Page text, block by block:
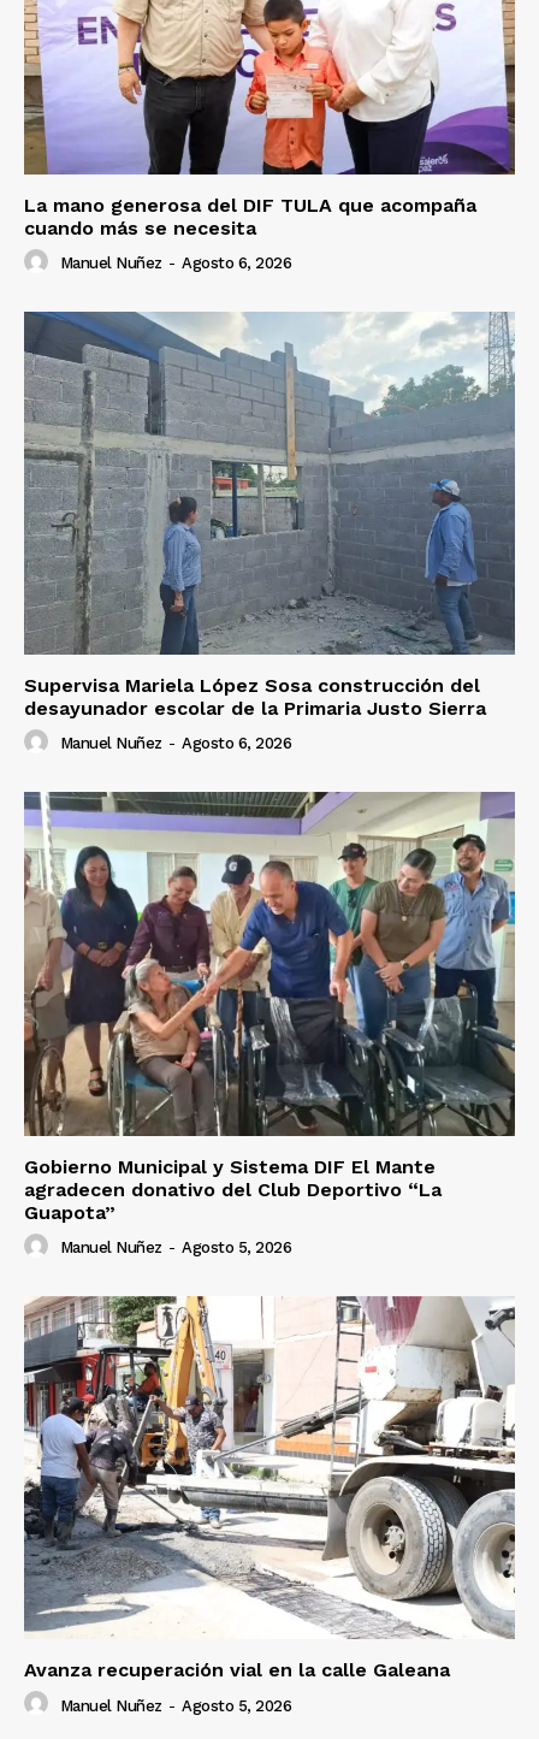
La mano generosa del DIF TULA que acompaña
cuando más se necesita
Manuel Nuñez - Agosto 6, 2026
Supervisa Mariela López Sosa construcción del
desayunador escolar de la Primaria Justo Sierra
Manuel Nuñez - Agosto 6, 2026
Gobierno Municipal y Sistema DIF El Mante
agradecen donativo del Club Deportivo “La
Guapota”
Manuel Nuñez - Agosto 5, 2026
Avanza recuperación vial en la calle Galeana
Manuel Nuñez - Agosto 5, 2026